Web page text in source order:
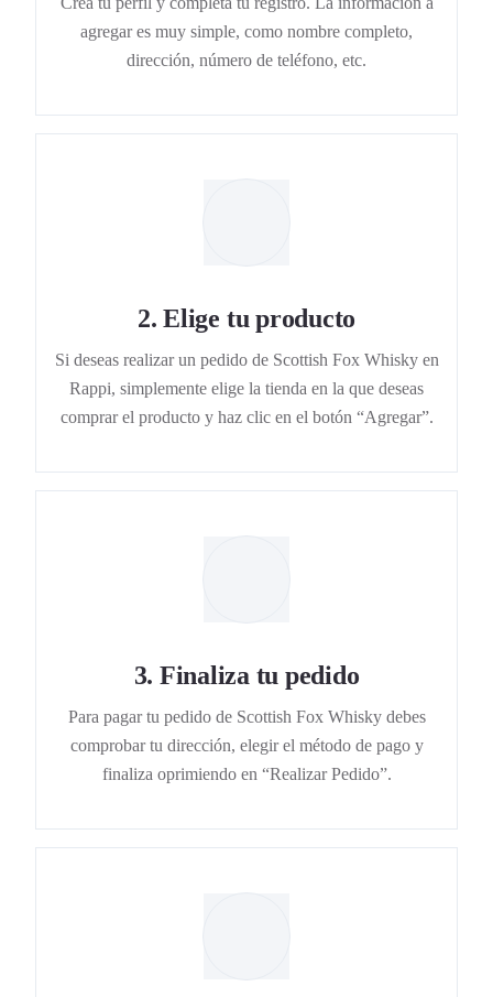
agregar es muy simple, como nombre completo,
dirección, número de teléfono, etc.
2.Elige tu producto
Si deseas realizar un pedido de Scottish Fox Whisky en
Rappi, simplemente elige la tienda en la que deseas
comprar el producto y haz clic en el botón “Agregar”.
3. Finaliza tu pedido
Para pagar tu pedido de Scottish Fox Whisky debes
comprobar tu dirección, elegir el método de pago y
finaliza oprimiendo en “Realizar Pedido”.